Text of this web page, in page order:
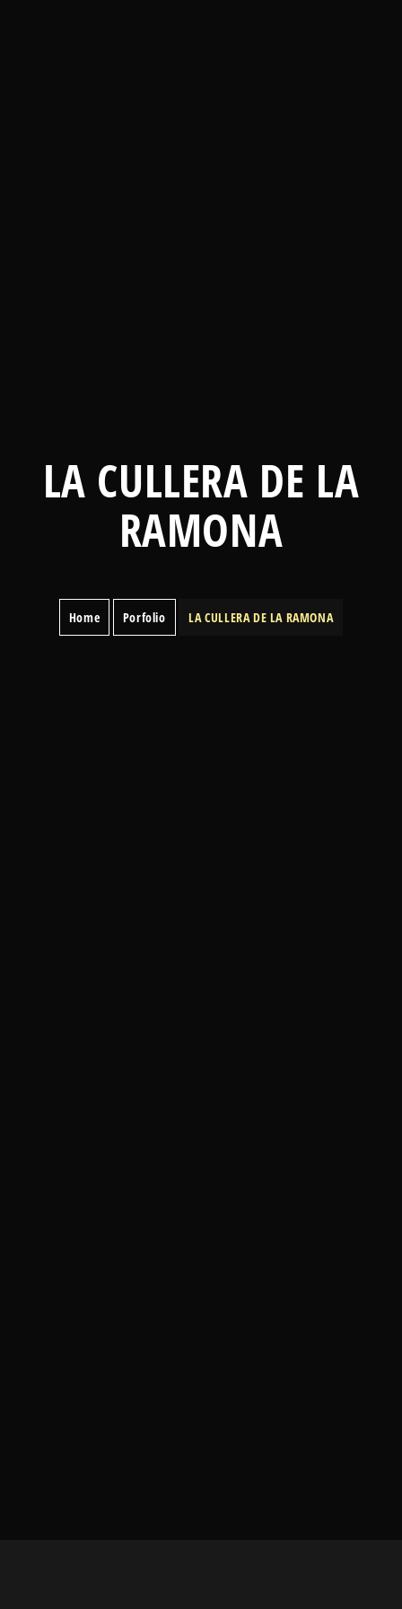
LA CULLERA DE LA
RAMONA
Home Porfolio LA CULLERA DE LA RAMONA